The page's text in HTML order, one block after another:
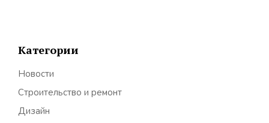
Категории
Новости
Строительство и ремонт
Дизайн